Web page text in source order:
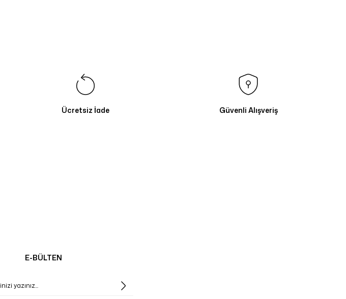
Ücretsiz İade Güvenli Alışveriş
E-BÜLTEN